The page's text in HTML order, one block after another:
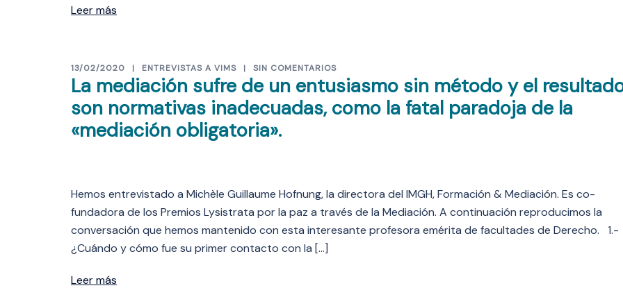
Leer más
13/02/2020 ENTREVISTAS A VIMS SIN COMENTARIOS
La mediación sufre de un entusiasmo sin método y el
son normativas inadecuadas, como la fatal paradoja de la
«mediación obligatoria».
Hemos entrevistado a Michèle Guillaume Hofnung, la directora del IMGH, Formación & Mediación. Es co-
fundadora de los Premios Lysistrata por la paz a través de la Mediación. A continuación reproducimos la
conversación que hemos mantenido con esta interesante profesora emérita de facultades de Derecho. 1.-
¿Cuándo y cómo fue su primer contacto con la […]
Leer más